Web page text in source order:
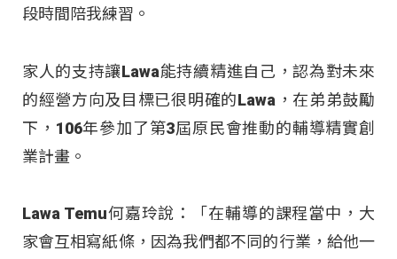
段時間陪我練習。
家人的支持讓Lawa能持續精進自己，認為對未來
的經營方向及目標已很明確的Lawa，在弟弟鼓勵
下，106年參加了第3屆原民會推動的輔導精實創
業計畫。
Lawa Temu何嘉玲說：「在輔導的課程當中，大
家會互相寫紙條，因為我們都不同的行業，給他一